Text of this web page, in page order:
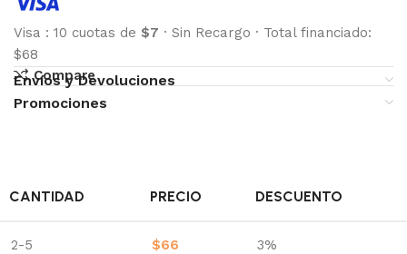
Visa : 10 cuotas de $7 · Sin Recargo · Total financiado:
$68
Compare
Envíos y Devoluciones
Promociones
CANTIDAD PRECIO DESCUENTO
2-5 $66 3%